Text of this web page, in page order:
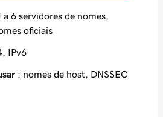
a 6 servidores de nomes,
oficiais
IPv6
: nomes de host, DNSSEC